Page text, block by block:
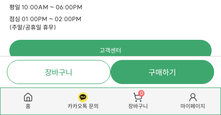
장바구니 구매하기
평일 10:00AM ~ 06:00PM
점심 01:00PM ~ 02:00PM
(주말/공휴일 휴무)
고객센터
홈 카카오톡 문의
0
장바구니 마이페이지